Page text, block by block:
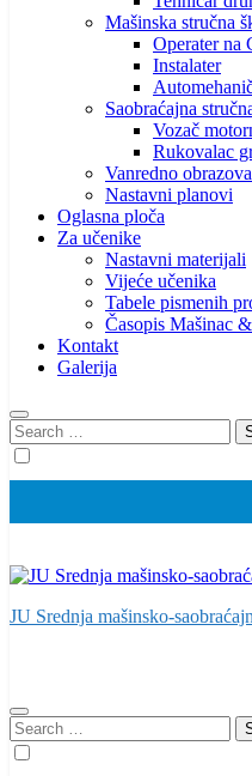
Mašinska stručna
Operater na
Instalater
Saobraćajna
Vozač
Rukovalac
Vanredno
Nastavni planovi
Oglasna ploča
Za učenike
Nastavni materijali
Vijeće učenika
Tabele pismenih
Časopis Mašinac
Kontakt
Galerija
Search
for:
JU Srednja mašinsko-
Search
for: